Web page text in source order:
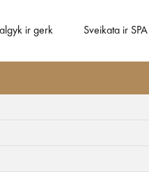
ir gerk Sveikata ir SPA